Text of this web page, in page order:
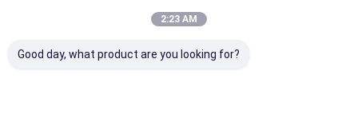
2:23 AM
Good day, what product are you looking for?